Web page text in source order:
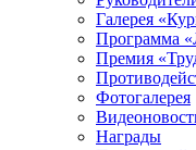
Галерея
Программа
Премия
Фотогалерея
Награды